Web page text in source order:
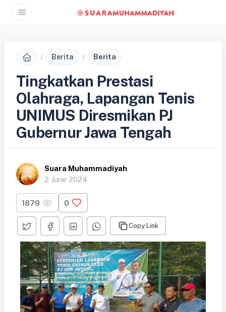
Berita Berita
Tingkatkan Prestasi
Olahraga, Lapangan Tenis
UNIMUS Diresmikan PJ
Gubernur Jawa Tengah
Suara Muhammadiyah
2 June 2024
1879 0
Copy Link